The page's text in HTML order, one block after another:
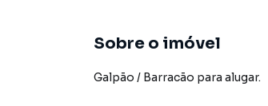
Sobre o imóvel
Galpão / Barracão para alugar.